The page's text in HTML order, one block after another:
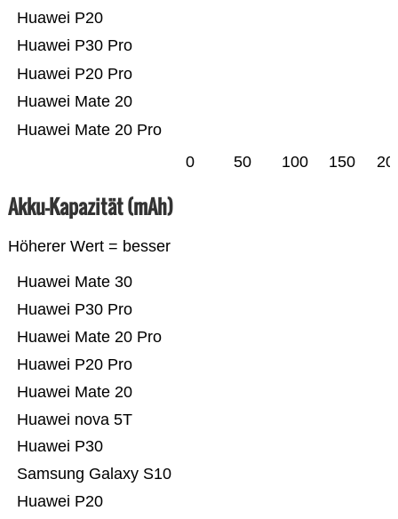
Huawei Mate 20 Pro
Huawei Mate 20
Huawei P20 Pro
Huawei P30 Pro
Huawei P20
0 50 100 150
Akku-Kapazität (mAh)
Höherer Wert = besser
Huawei P20
Samsung Galaxy S10
Huawei P30
Huawei nova 5T
Huawei Mate 20
Huawei P20 Pro
Huawei Mate 20 Pro
Huawei P30 Pro
Huawei Mate 30